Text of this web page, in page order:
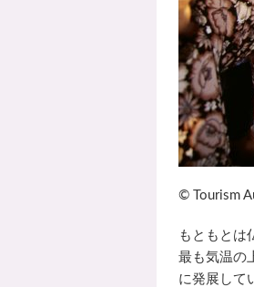
© Tourism
もともとは
最も気温の
に発展して